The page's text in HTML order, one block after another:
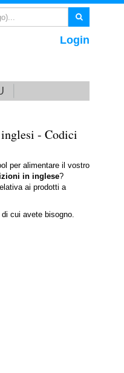
Login
- Codici
per alimentare il vostro
in inglese?
ai prodotti a
cui avete bisogno.